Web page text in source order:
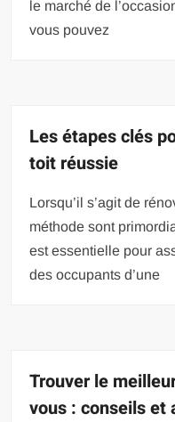
le marché de
vous pouvez
Les étapes clés
toit réussie
Lorsqu’il s’agit de
méthode sont
est essentielle pour
des occupants d’une
Trouver le
vous : conseils et